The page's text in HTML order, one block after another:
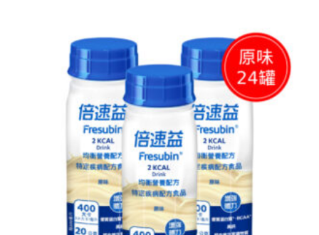
價
格：
NT$ 2,400。
前
價
格：
NT$ 1,960。